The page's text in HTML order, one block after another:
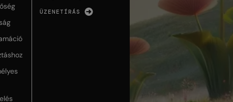
ÜZENETÍRÁS